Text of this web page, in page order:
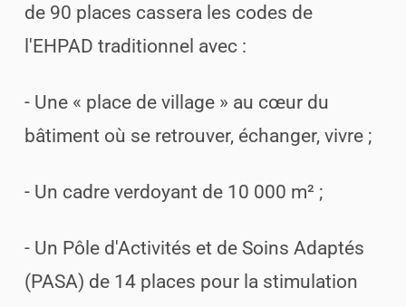
de 90 places cassera les codes de
l'EHPAD traditionnel avec :
- Une « place de village » au cœur du
bâtiment où se retrouver, échanger, vivre ;
- Un cadre verdoyant de 10 000 m² ;
- Un Pôle d'Activités et de Soins Adaptés
(PASA) de 14 places pour la stimulation